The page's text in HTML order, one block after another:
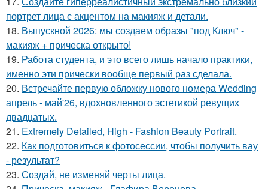
портрет лица с акцентом на макияж и детали.
18. Выпускной 2026: мы создаем образы "под Ключ" -
макияж + прическа открыто!
19. Работа студента, и это всего лишь начало практики,
именно эти прически вообще первый раз сделала.
20. Встречайте первую обложку нового номера Wedding
апрель - май'26, вдохновленного эстетикой ревущих
двадцатых.
21. Extremely Detailed, High - Fashion Beauty Portrait.
22. Как подготовиться к фотосессии, чтобы получить вау
- результат?
23. Создай, не изменяй черты лица.